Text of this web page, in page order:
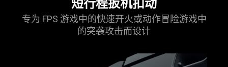
专为 FPS 游戏中的快速开火或动作冒险游戏中
的突袭攻击而设计